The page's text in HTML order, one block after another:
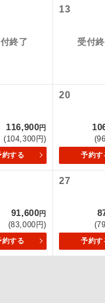
終了
13
受付
116,900円
(104,300円)
約する
20
予約す
91,600円
(83,000円)
約する
27
予約す
利用したツアーです。
ター及びカウンターで
駅）から最終日出発空
務し、車内での観光案
されている文化遺産や
立ち寄るコースです。
するコースです。
大浴場が付いています。
付いていますので、お